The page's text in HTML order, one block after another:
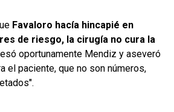
Favaloro hacía hincapié en
de riesgo, la cirugía no cura la
oportunamente Mendiz y aseveró
el paciente, que no son números,